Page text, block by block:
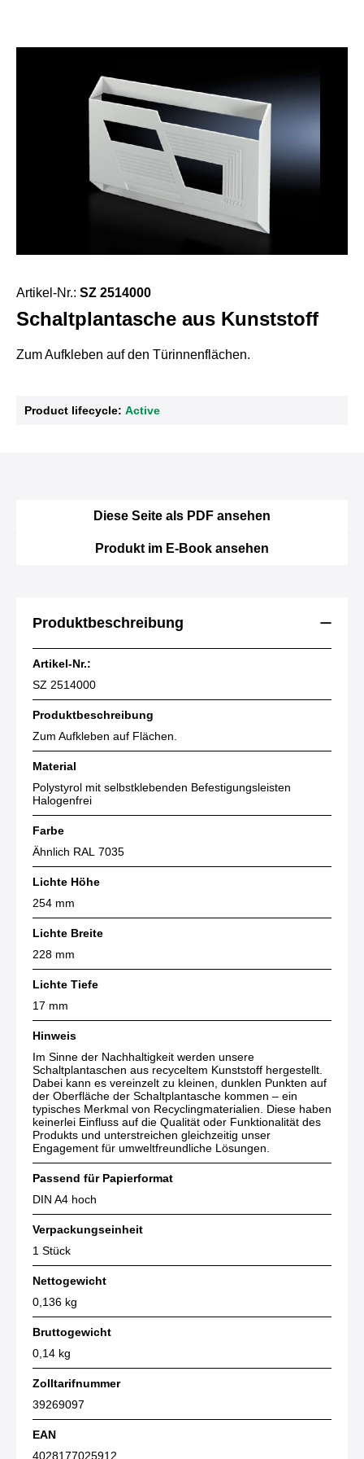
Schaltplantasche aus Kunststoff
Artikel-Nr.: SZ 2514000
Zum Aufkleben auf den Türinnenflächen.
Product lifecycle: Active
Diese Seite als PDF ansehen
Produkt im E-Book ansehen
Produktbeschreibung
Artikel-Nr.:
SZ 2514000
Produktbeschreibung
Zum Aufkleben auf Flächen.
Material
Polystyrol mit selbstklebenden Befestigungsleisten
Halogenfrei
Farbe
Ähnlich RAL 7035
Lichte Höhe
254 mm
Lichte Breite
228 mm
Lichte Tiefe
17 mm
Hinweis
Im Sinne der Nachhaltigkeit werden unsere
Schaltplantaschen aus recyceltem Kunststoff hergestellt.
Dabei kann es vereinzelt zu kleinen, dunklen Punkten auf
der Oberfläche der Schaltplantasche kommen – ein
typisches Merkmal von Recyclingmaterialien. Diese haben
keinerlei Einfluss auf die Qualität oder Funktionalität des
Produkts und unterstreichen gleichzeitig unser
Engagement für umweltfreundliche Lösungen.
Passend für Papierformat
DIN A4 hoch
Verpackungseinheit
1 Stück
Nettogewicht
0,136 kg
Bruttogewicht
0,14 kg
Zolltarifnummer
39269097
EAN
4028177025912